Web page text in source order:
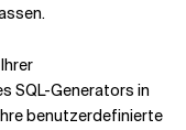
SQL-Generators in
benutzerdefinierte